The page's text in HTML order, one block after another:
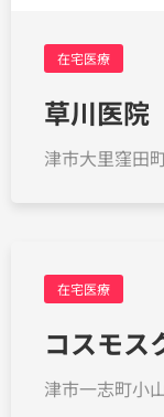
在宅医療
草川医院
津市大里窪田
在宅医療
コスモス
津市一志町小